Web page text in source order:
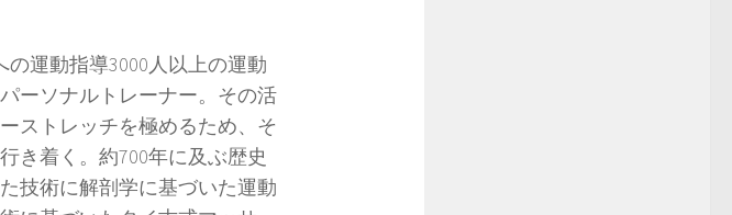
運動指導3000人以上の運動
ーソナルトレーナー。その活
ストレッチを極めるため、そ
き着く。約700年に及ぶ歴史
技術に解剖学に基づいた運動